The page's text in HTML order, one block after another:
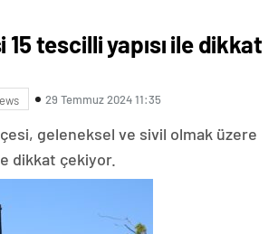
15 tescilli yapısı ile dikkat
29 Temmuz 2024 11:35
ilçesi, geleneksel ve sivil olmak üzere
dikkat çekiyor.